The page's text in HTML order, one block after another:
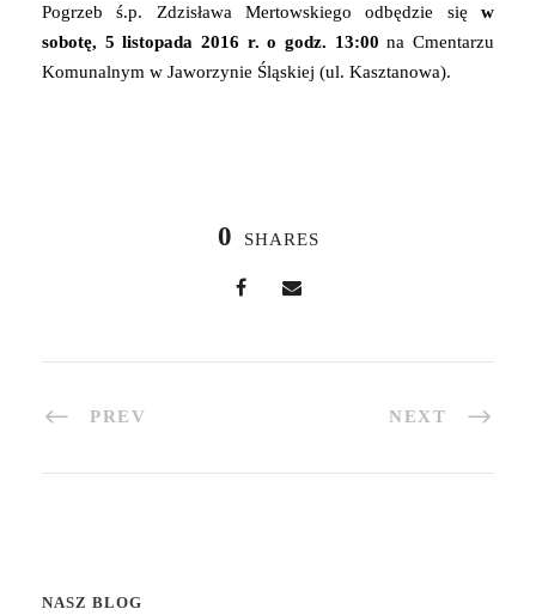
Pogrzeb ś.p. Zdzisława Mertowskiego odbędzie się w
sobotę, 5 listopada 2016 r. o godz. 13:00na Cmentarzu
Komunalnym w Jaworzynie Śląskiej (ul. Kasztanowa).
0 SHARES
PREV NEXT
NASZ BLOG